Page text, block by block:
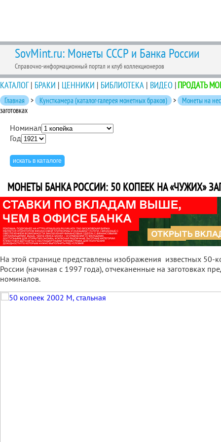
SovMint.ru: Монеты СССР и Банка России
Справочно-информационный портал и клуб коллекционеров
КАТАЛОГ| БРАКИ | ЦЕННИКИ | БИБЛИОТЕКА | ВИДЕО |ПРОДАТЬ
Главная > Кунсткамера (каталог-галерея монетных браков) >
Монеты на
заготовках
Номинал
Год
МОНЕТЫ БАНКА РОССИИ: 50 КОПЕЕК НА «ЧУЖИХ»
На этой странице представлены изображения известных 50-
России (начиная с 1997 года), отчеканенные на заготовках
номиналов.